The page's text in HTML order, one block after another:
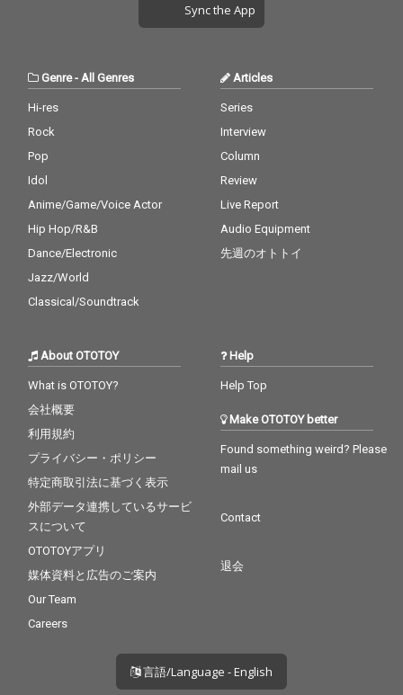
Sync the App
Genre- All Genres
Hi-res
Rock
Pop
Idol
Anime/Game/Voice Actor
Hip Hop/R&B
Dance/Electronic
Jazz/World
Classical/Soundtrack
Articles
Series
Interview
Column
Review
Live Report
Audio Equipment
先週のオトトイ
About OTOTOY
What is OTOTOY?
会社概要
利用規約
プライバシー・ポリシー
特定商取引法に基づく表示
外部データ連携しているサービ
スについて
OTOTOYアプリ
媒体資料と広告のご案内
Our Team
Careers
Help
Help Top
Make OTOTOY better
Found something weird? Please
mail us
Contact
退会
言語/Language - English